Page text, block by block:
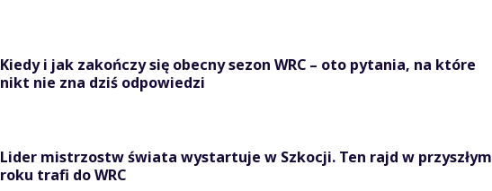
Kiedy i jak zakończy się obecny sezon WRC – oto pytania, na które
nikt nie zna dziś odpowiedzi
Lider mistrzostw świata wystartuje w Szkocji. Ten rajd w przyszłym
roku trafi do WRC